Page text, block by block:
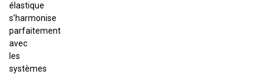
élastique
s’harmonise
parfaitement
avec
les
systèmes